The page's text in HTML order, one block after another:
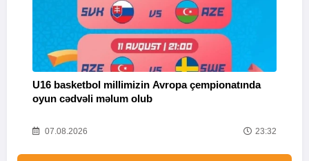
U16 basketbol millimizin Avropa çempionatında
oyun cədvəli məlum olub
07.08.2026 23:32